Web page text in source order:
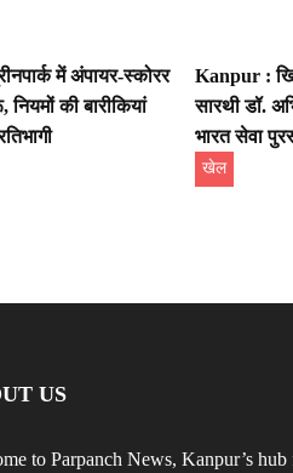
में अंपायर-स्कोरर
नियमों की बारीकियां
Kanpur :
सारथी डॉ.
भारत सेवा
खेल
US
to Parpanch News, Kanpur’s